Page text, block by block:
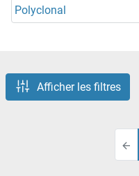
Polyclonal
Afficher les filtres